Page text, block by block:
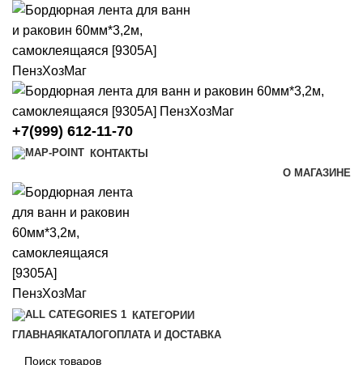
+7(999) 612-11-70
КОНТАКТЫ
О МАГАЗИНЕ
КАТЕГОРИИ
ГЛАВНАЯ КАТАЛОГОПЛАТА И ДОСТАВКА